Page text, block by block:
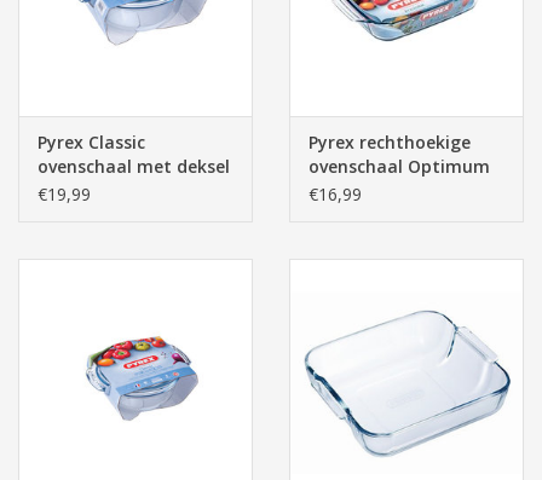
Pyrex Classic
ovenschaal met deksel
29x23x14cm 3.5lt
€19,99
Pyrex rechthoekige
ovenschaal Optimum
31x20x6cm 2.1lt
€16,99